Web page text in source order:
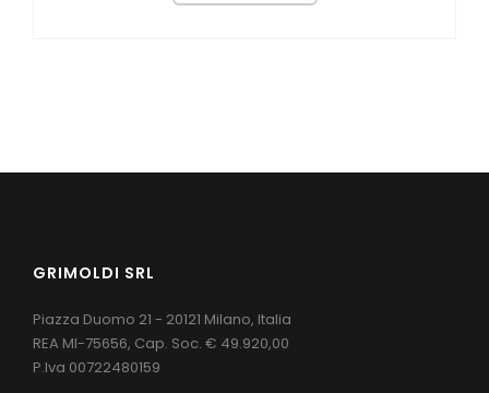
GRIMOLDI SRL
Piazza Duomo 21 - 20121 Milano, Italia
REA MI-75656, Cap. Soc. € 49.920,00
P.Iva 00722480159